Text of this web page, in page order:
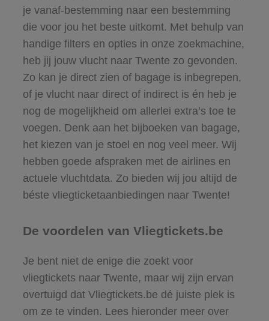
je vanaf-bestemming naar een bestemming
die voor jou het beste uitkomt. Met behulp van
handige filters en opties in onze zoekmachine,
heb jij jouw vlucht naar Twente zo gevonden.
Zo kan je direct zien of bagage is inbegrepen,
of je vlucht naar direct of indirect is én heb je
nog de mogelijkheid om allerlei extra’s toe te
voegen. Denk aan het bijboeken van bagage,
het kiezen van je stoel en nog veel meer. Wij
hebben goede afspraken met de airlines en
actuele vluchtdata. Zo bieden wij jou altijd de
béste vliegticketaanbiedingen naar Twente!
De voordelen van Vliegtickets.be
Je bent niet de enige die zoekt voor
vliegtickets naar Twente, maar wij zijn ervan
overtuigd dat Vliegtickets.be dé juiste plek is
om ze te vinden. Lees hieronder meer over